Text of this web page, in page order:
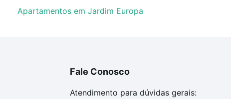
Apartamentos em Jardim Europa
Fale Conosco
Atendimento para dúvidas gerais: